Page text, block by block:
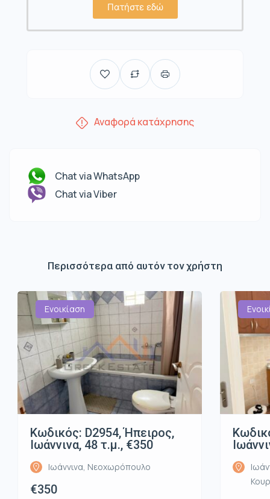
Πατήστε εδώ
Αναφορά κατάχρησης
Chat via WhatsApp
Chat via Viber
Περισσότερα από αυτόν τον χρήστη
Ενοικίαση
Κωδικός: D2954, Ήπειρος,
Ιωάννινα, 48 τ.μ., €350
Ιωάννινα, Νεοχωρόπουλο
€350